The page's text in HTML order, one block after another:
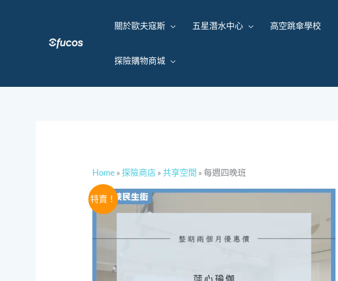
關於歐夫寇斯 五星潛水中心 高空跳傘學校
探險購物商城
Home» 探險商店 »共享空間 »每週四晚班
特賣！